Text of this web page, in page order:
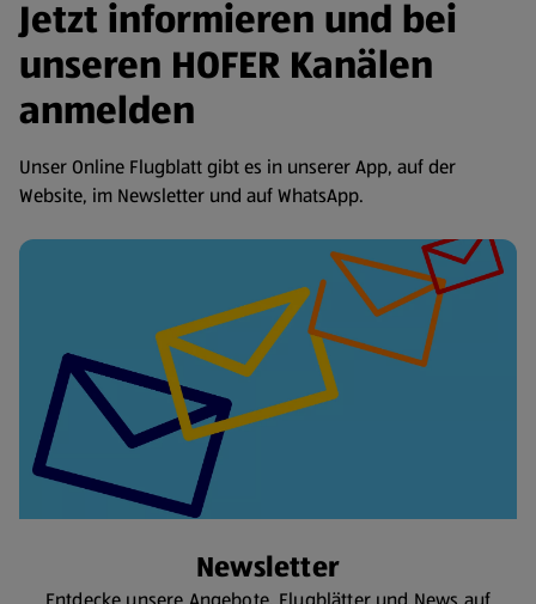
Jetzt informieren und bei
unseren HOFER Kanälen
anmelden
Unser Online Flugblatt gibt es in unserer App, auf der
Website, im Newsletter und auf WhatsApp.
Newsletter